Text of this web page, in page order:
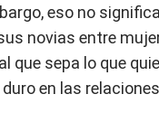
eso no
novias entre
que sepa lo que
en las